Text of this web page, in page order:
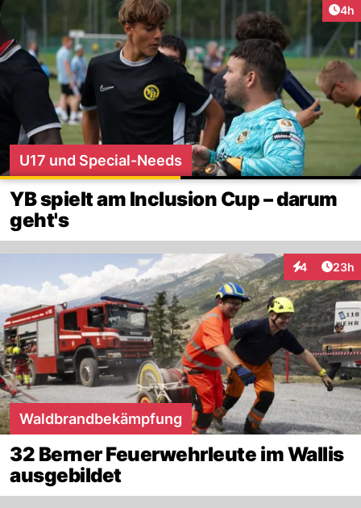
4h
U17 und Special-Needs
YB spielt am Inclusion Cup – darum
geht's
4
Interaktionen
23h
Waldbrandbekämpfung
32 Berner Feuerwehrleute im Wallis
ausgebildet